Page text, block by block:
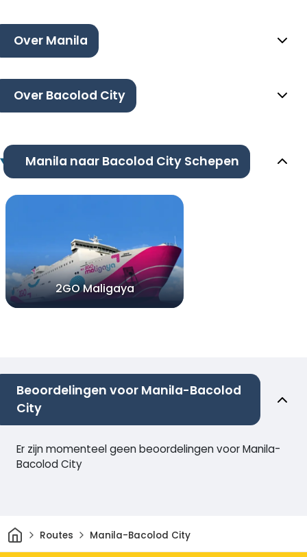
Over Manila
Over Bacolod City
Manila naar Bacolod City Schepen
2GO Maligaya
Beoordelingen voor Manila-Bacolod
City
Er zijn momenteel geen beoordelingen voor Manila-
Bacolod City
ThuisRoutes Manila-Bacolod City